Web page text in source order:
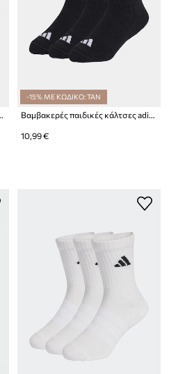
-15% ΜΕ ΚΩΔΙΚΟ: TAN
10,99 €